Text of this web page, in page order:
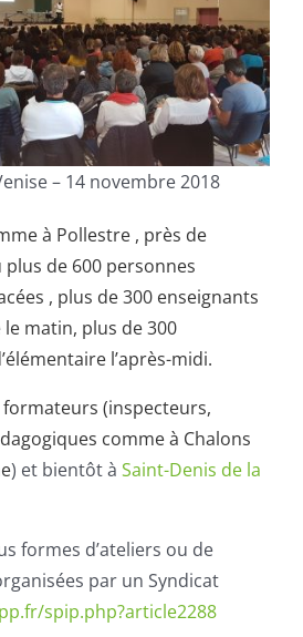
– 14 novembre 2018
à Pollestre , près de
plus de 600 personnes
, plus de 300 enseignants
matin, plus de 300
l’après-midi.
(inspecteurs,
comme à Chalons
) et bientôt à Saint-Denis de la
formes d’ateliers ou de
par un Syndicat
spip.php?article2288